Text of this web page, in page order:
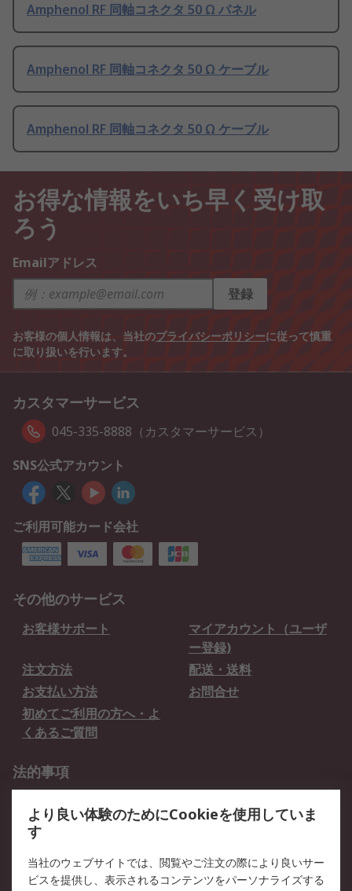
Amphenol RF 同軸コネクタ 50 Ω パネル
Amphenol RF 同軸コネクタ 50 Ω ケーブル
Amphenol RF 同軸コネクタ 50 Ω ケーブル
お得な情報をいち早く受け取
ろう
Emailアドレス
登録
お客様の個人情報は、当社のプライバシーポリシーに従って慎重
に取り扱いを行います。
カスタマーサービス
045-335-8888（カスタマーサービス）
SNS公式アカウント
ご利用可能カード会社
その他のサービス
お客様サポート
マイアカウント（ユーザ
ー登録)
注文方法
配送・送料
お支払い方法
お問合せ
初めてご利用の方へ・よ
くあるご質問
法的事項
クッキーポリシー
RSについて
より良い体験のためにCookieを使用していま
す
当社のウェブサイトでは、閲覧やご注文の際により良いサー
ビスを提供し、表示されるコンテンツをパーソナライズする